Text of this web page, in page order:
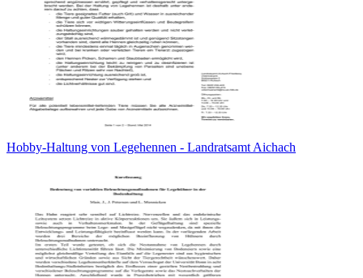
Hobby-Haltung von Legehennen - Landratsamt Aichach